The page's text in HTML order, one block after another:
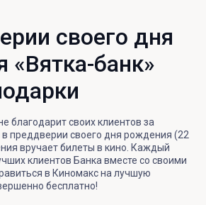
своего дня
«Вятка-банк»
благодарит своих клиентов за
преддверии своего дня рождения (22
вручает билеты в кино. Каждый
клиентов Банка вместе со своими
в Киномакс на лучшую
бесплатно!